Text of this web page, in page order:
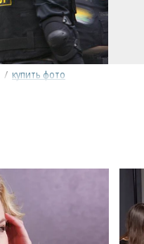
/ купить фото